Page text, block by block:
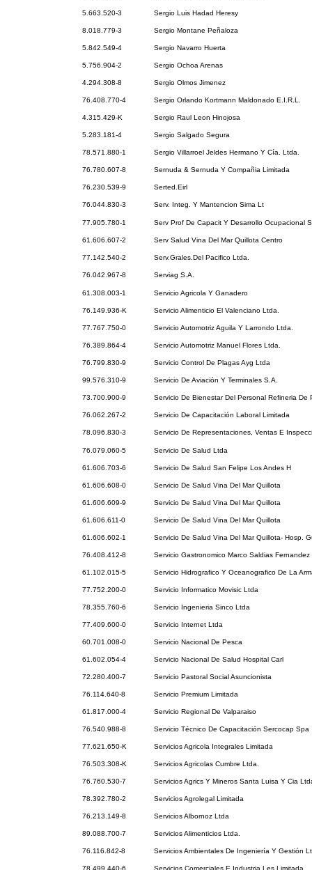
5.663.520-3 Sergio Luis Hadad Heresy
8.018.779-3 Sergio Montane Peñaloza
5.842.549-4 Sergio Navarro Huerta
5.756.904-2 Sergio Ochoa Arenas
4.294.308-8 Sergio Olmos Jimenez
76.408.770-4 Sergio Orlando Kortmann Maldonado E.I.R.L.
4.315.429-K Sergio Raul Leon Hinojosa
5.283.181-4 Sergio Salgado Segura
78.571.880-1 Sergio Villarroel Jeldes Hermano Y Cía. Ltda.
76.780.607-8 Sernuda & Sernuda Y Compañia Limitada
76.230.539-9 Serted.Eirl
76.044.830-3 Serv. Integ. Y Mantencion Sima Lt
77.905.780-1 Serv Prof De Capacit Y Desarrollo Ocupacional
61.606.607-2 Serv Salud Vina Del Mar Quillota Centro
77.142.540-2 Serv.Grales.Del Pacifico Ltda.
76.042.967-8 Serviag S.A.
61.308.003-1 Servicio Agricola Y Ganadero
76.149.936-K Servicio Alimenticio El Valenciano Ltda.
77.767.750-0 Servicio Automotriz Aguila Y Larrondo Ltda.
76.389.864-4 Servicio Automotriz Manuel Flores Ltda.
76.799.830-9 Servicio Control De Plagas Ayg Ltda
99.576.310-9 Servicio De Aviación Y Terminales S.A.
73.700.900-9 Servicio De Bienestar Del Personal Refineria De
76.062.267-2 Servicio De Capacitación Laboral Limitada
78.096.830-3 Servicio De Representaciones, Ventas E
76.079.060-5 Servicio De Salud Ltda
61.606.703-6 Servicio De Salud San Felipe Los Andes H
61.606.608-0 Servicio De Salud Vina Del Mar Quillota
61.606.609-9 Servicio De Salud Vina Del Mar Quillota
61.606.611-0 Servicio De Salud Vina Del Mar Quillota
61.606.602-1 Servicio De Salud Vina Del Mar Quillota- Hosp.
76.408.412-8 Servicio Gastronomico Marco Saldias Fernandez
61.102.015-5 Servicio Hidrografico Y Oceanografico De La
77.752.200-0 Servicio Informatico Movisic Ltda
78.355.760-6 Servicio Ingenieria Sinco Ltda
77.409.600-0 Servicio Internet Ltda
60.701.008-0 Servicio Nacional De Pesca
61.602.054-4 Servicio Nacional De Salud Hospital Carl
72.280.400-7 Servicio Pastoral Social Asuncionista
76.114.640-8 Servicio Premium Limitada
61.817.000-4 Servicio Regional De Valparaiso
76.540.988-8 Servicio Técnico De Capacitación Sercocap Spa
77.621.650-K Servicios Agricola Integrales Limitada
76.503.308-K Servicios Agricolas Cumbre Ltda.
76.760.530-7 Servicios Agrics Y Mineros Santa Luisa Y Cia
78.392.780-2 Servicios Agrolegal Limitada
76.213.149-8 Servicios Albornoz Ltda
89.088.700-7 Servicios Alimenticios Ltda.
76.116.842-8 Servicios Ambientales De Ingeniería Y Gestión
78.499.440-6 Servicios Comerciales E Industria Les Limitada